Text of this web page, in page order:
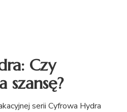
Czy
szansę?
serii Cyfrowa Hydra